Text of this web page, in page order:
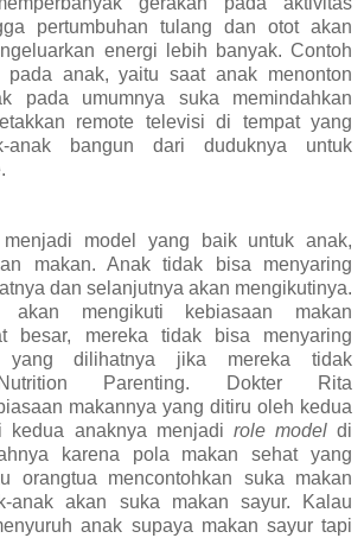
pertumbuhan tulang dan otot akan
energi lebih banyak. Contoh
pada anak, yaitu saat anak menonton
pada umumnya suka memindahkan
remote televisi di tempat yang
anak bangun dari duduknya untuk
model yang baik untuk anak,
makan. Anak tidak bisa menyaring
dan selanjutnya akan mengikutinya.
akan mengikuti kebiasaan makan
besar, mereka tidak bisa menyaring
yang dilihatnya jika mereka tidak
Parenting. Dokter Rita
makannya yang ditiru oleh kedua
kedua anaknya menjadi role modeldi
karena pola makan sehat yang
orangtua mencontohkan suka makan
anak akan suka makan sayur. Kalau
anak supaya makan sayur tapi